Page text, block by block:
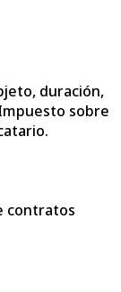
duración,
sobre
contratos